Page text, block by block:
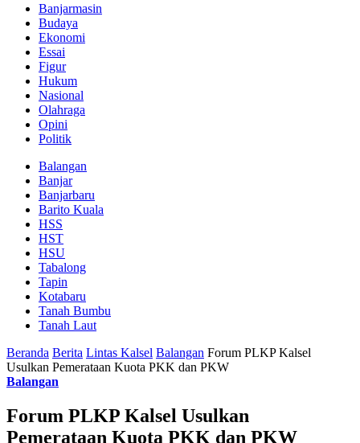
Banjarmasin
Budaya
Ekonomi
Essai
Figur
Hukum
Nasional
Olahraga
Opini
Politik
Balangan
Banjar
Banjarbaru
Barito Kuala
HSS
HST
HSU
Tabalong
Tapin
Kotabaru
Tanah Bumbu
Tanah Laut
Beranda Berita Lintas Kalsel Balangan Forum PLKP Kalsel
Usulkan Pemerataan Kuota PKK dan PKW
Balangan
Forum PLKP Kalsel Usulkan
Pemerataan Kuota PKK dan PKW